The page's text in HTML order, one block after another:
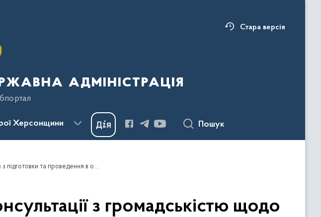
Стара версія
адміністрація
Херсонщини Пошук
Звіт про проведення електронної консультації з громадськістю щодо Проєкту плану заходів з підготовки та проведення в області курортно-туристичного сезону 2022 року
з громадськістю щодо